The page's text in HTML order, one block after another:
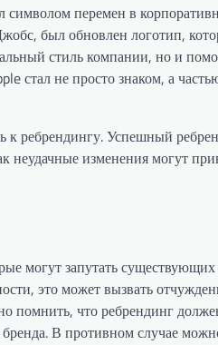
символом перемен в
был обновлен логотип,
стиль компании, но и
стал не просто знаком, а
к ребрендингу. Успешный
неудачные изменения могут
могут запутать существующих
это может вызвать
помнить, что ребрендинг
В противном случае